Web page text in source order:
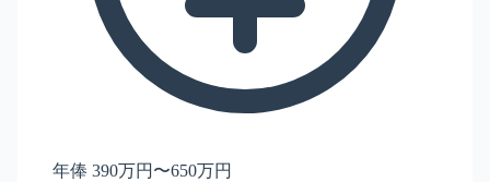
年俸 390万円〜650万円